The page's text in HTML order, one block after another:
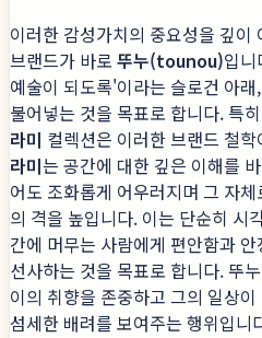
이러한 감성가치의 중요성을 깊이
브랜드가 바로 뚜누(tounou)입
예술이 되도록'이라는 슬로건 아
불어넣는 것을 목표로 합니다. 특
라미 컬렉션은 이러한 브랜드 철
라미는 공간에 대한 깊은 이해를
어도 조화롭게 어우러지며 그 자
의 격을 높입니다. 이는 단순히 시
간에 머무는 사람에게 편안함과
선사하는 것을 목표로 합니다. 뚜
이의 취향을 존중하고 그의 일상
섬세한 배려를 보여주는 행위입니